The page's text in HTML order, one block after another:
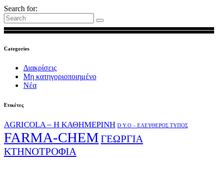
Search for:
Categories
Διακρίσεις
Μη κατηγοριοποιημένο
Νέα
Ετικέτες
AGRICOLA – Η ΚΑΘΗΜΕΡΙΝΗ D.Y.O – ΕΛΕΥΘΕΡΟΣ ΤΥΠΟΣ
FARMA-CHEM ΓΕΩΡΓΙΑ
ΚΤΗΝΟΤΡΟΦΙΑ